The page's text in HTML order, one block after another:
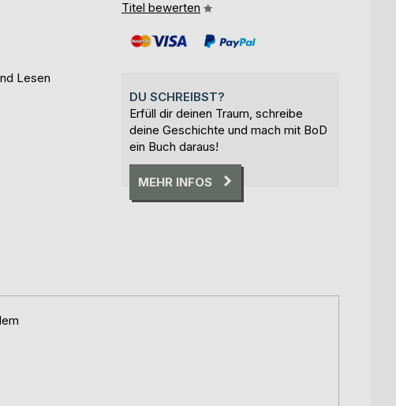
Lesen
Titel bewerten
DU SCHREIBST?
Erfüll dir deinen Traum, schreibe
deine Geschichte und mach mit BoD
ein Buch daraus!
MEHR INFOS